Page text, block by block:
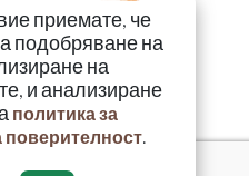
приемате, че
подобряване на
на
и анализиране
политика за
поверителност.